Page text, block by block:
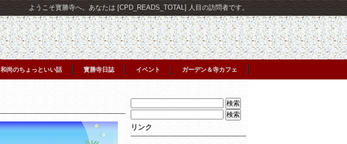
ようこそ寳勝寺へ。あなたは [CPD_READS_TOTAL] 人目の訪問者です。
和尚のちょっといい話 寳勝寺日誌 イベント ガーデン＆寺カフェ
索:
索:
リンク